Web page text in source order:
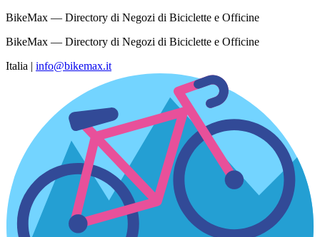
BikeMax — Directory di Negozi di Biciclette e Officine
BikeMax — Directory di Negozi di Biciclette e Officine
Italia | info@bikemax.it